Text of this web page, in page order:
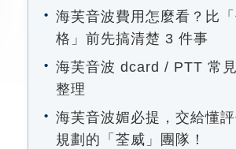
海芙音波費用怎麼看？比
格」前先搞清楚 3 件事
海芙音波 dcard / PTT 常
整理
海芙音波媚必提，交給懂
規劃的「荃威」團隊！